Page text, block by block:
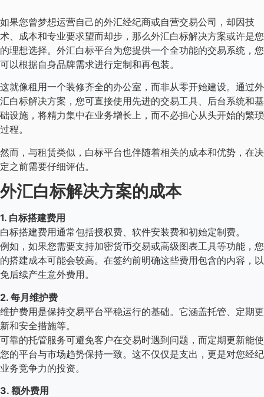
如果您曾梦想运营自己的外汇经纪商或自营交易公司，却因技
术、成本和专业要求望而却步，那么外汇白标解决方案或许是您
的理想选择。外汇白标平台为您提供一个全功能的交易系统，您
可以根据自身品牌需求进行定制和再包装。
这就像租用一个装修齐全的办公室，而非从零开始建设。通过外
汇白标解决方案，您可直接使用先进的交易工具、后台系统和基
础设施，将精力集中在业务增长上，而不必担心从头开始的繁琐
过程。
然而，与租赁类似，白标平台也伴随着相关的成本和优势，在决
定之前需要仔细评估。
外汇白标解决方案的成本
1. 白标搭建费用
白标搭建费用通常包括授权费、软件安装费和初始定制费。
例如，如果您需要支持加密货币交易或高级图表工具等功能，您
的搭建成本可能会较高。在签约前明确这些费用包含的内容，以
免后续产生意外费用。
2. 每月维护费
维护费用是保持交易平台平稳运行的基础。它涵盖托管、定期更
新和安全措施等。
可靠的托管服务可避免客户在交易时遇到问题，而定期更新能使
您的平台与市场趋势保持一致。这不仅仅是支出，更是对您经纪
业务竞争力的投资。
3. 额外费用